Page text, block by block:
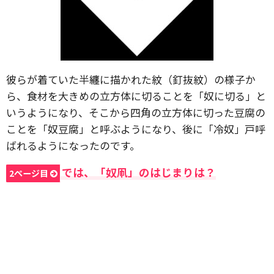
彼らが着ていた半纏に描かれた紋（釘抜紋）の様子か
ら、食材を大きめの立方体に切ることを「奴に切る」と
いうようになり、そこから四角の立方体に切った豆腐の
ことを「奴豆腐」と呼ぶようになり、後に「冷奴」戸呼
ばれるようになったのです。
2ページ目 では、「奴凧」のはじまりは？